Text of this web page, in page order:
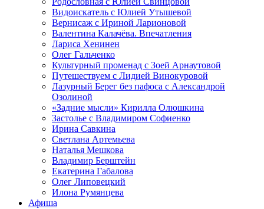
Видоискатель с Юлией Утышевой
Вернисаж с Ириной Ларионовой
Валентина Калачёва. Впечатления
Лариса Хенинен
Олег Гальченко
Культурный променад с Зоей Арнаутовой
Путешествуем с Лидией Винокуровой
Лазурный Берег без пафоса с Александрой
Озолиной
«Задние мысли» Кирилла Олюшкина
Застолье с Владимиром Софиенко
Ирина Савкина
Светлана Артемьева
Наталья Мешкова
Владимир Берштейн
Екатерина Габалова
Олег Липовецкий
Илона Румянцева
Афиша